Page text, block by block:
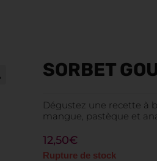
SORBET
Dégustez une recette à
mangue, pastèque et
12,50€
Rupture de stock